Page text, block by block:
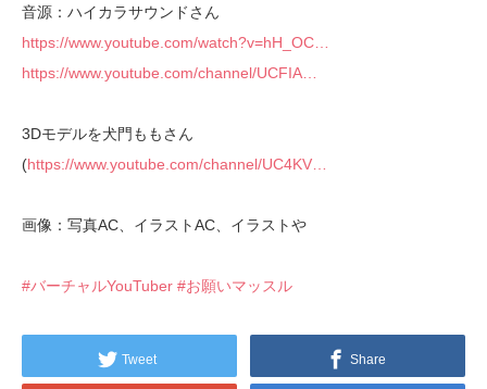
音源：ハイカラサウンドさん
https://www.youtube.com/watch?v=hH_OC…
https://www.youtube.com/channel/UCFIA…
3Dモデルを犬門ももさん
(https://www.youtube.com/channel/UC4KV…
画像：写真AC、イラストAC、イラストや
#バーチャルYouTuber #お願いマッスル
Tweet Share